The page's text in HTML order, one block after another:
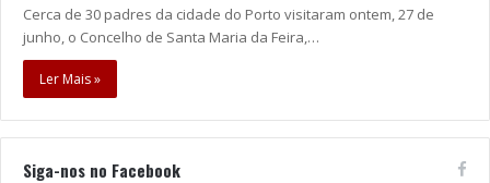
Cerca de 30 padres da cidade do Porto visitaram ontem, 27 de
junho, o Concelho de Santa Maria da Feira,…
Ler Mais »
Siga-nos no Facebook